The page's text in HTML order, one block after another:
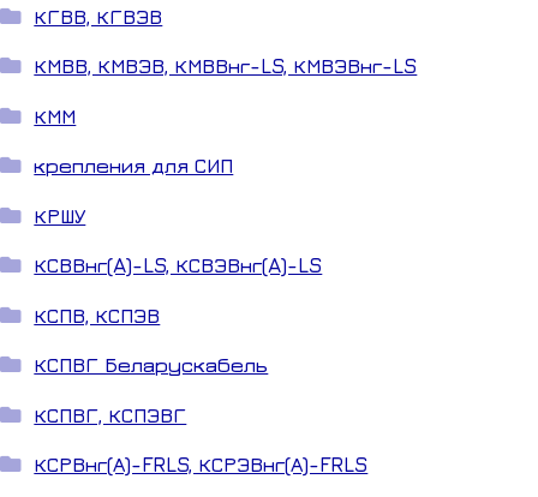
КГВВ, КГВЭВ
КМВВ, КМВЭВ, КМВВнг-LS, КМВЭВнг-LS
КММ
крепления для СИП
КРШУ
КСВВнг(A)-LS, КСВЭВнг(A)-LS
КСПВ, КСПЭВ
КСПВГ Беларускабель
КСПВГ, КСПЭВГ
КСРВнг(А)-FRLS, КСРЭВнг(А)-FRLS